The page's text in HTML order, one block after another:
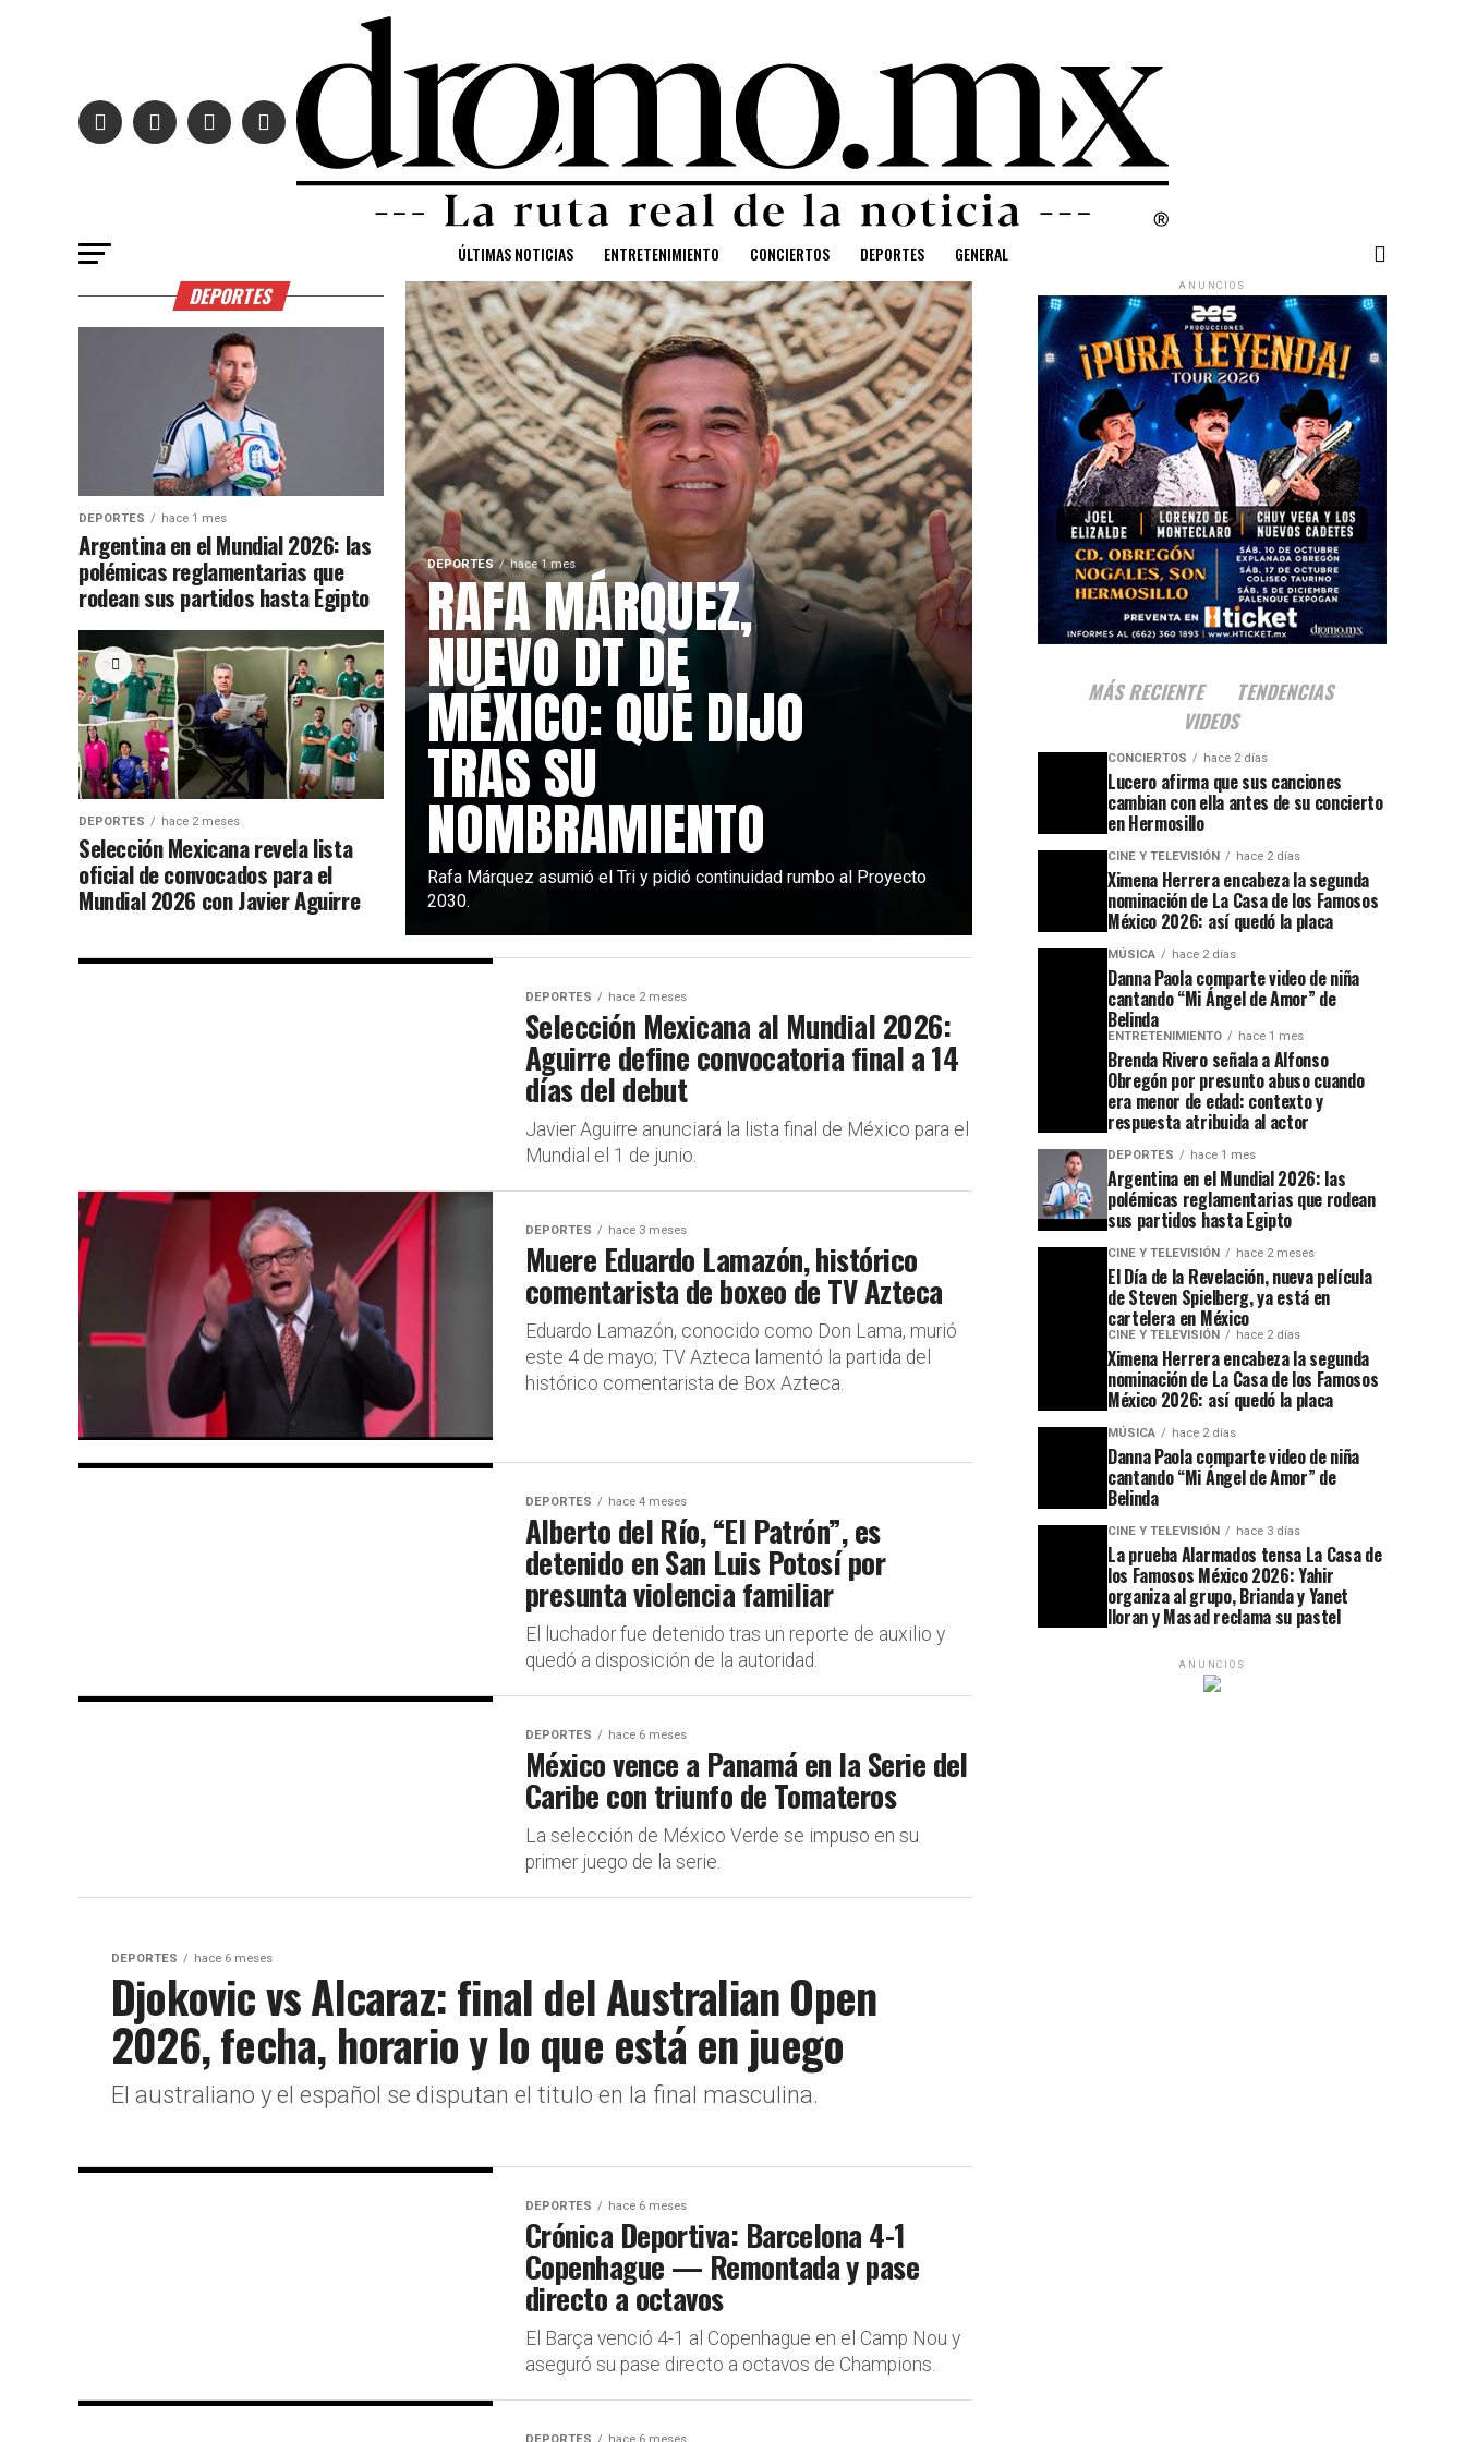
ÚLTIMAS NOTICIAS ENTRETENIMIENTO CONCIERTOS DEPORTES GENERAL
DEPORTES hace 1 mes
RAFA MÁRQUEZ,
NUEVO DT DE
MÉXICO: QUÉ DIJO
TRAS SU
NOMBRAMIENTO
Rafa Márquez asumió el Tri y pidió continuidad rumbo al Proyecto
2030.
DEPORTES
DEPORTES hace 1 mes
Argentina en el Mundial 2026: las
polémicas reglamentarias que
rodean sus partidos hasta Egipto
DEPORTES hace 2 meses
Selección Mexicana revela lista
oficial de convocados para el
Mundial 2026 con Javier Aguirre
DEPORTES hace 2 meses
Selección Mexicana al Mundial 2026:
Aguirre define convocatoria final a 14
días del debut
Javier Aguirre anunciará la lista final de México para el
Mundial el 1 de junio.
DEPORTES hace 3 meses
Muere Eduardo Lamazón, histórico
comentarista de boxeo de TV Azteca
Eduardo Lamazón, conocido como Don Lama, murió
este 4 de mayo; TV Azteca lamentó la partida del
histórico comentarista de Box Azteca.
DEPORTES hace 4 meses
Alberto del Río, “El Patrón”, es
detenido en San Luis Potosí por
presunta violencia familiar
El luchador fue detenido tras un reporte de auxilio y
quedó a disposición de la autoridad.
DEPORTES hace 6 meses
México vence a Panamá en la Serie del
Caribe con triunfo de Tomateros
La selección de México Verde se impuso en su
primer juego de la serie.
DEPORTES hace 6 meses
Djokovic vs Alcaraz: final del Australian Open
2026, fecha, horario y lo que está en juego
El australiano y el español se disputan el titulo en la final masculina.
DEPORTES hace 6 meses
Crónica Deportiva: Barcelona 4-1
Copenhague — Remontada y pase
directo a octavos
El Barça venció 4-1 al Copenhague en el Camp Nou y
aseguró su pase directo a octavos de Champions.
ANUNCIOS
MÁS RECIENTE
TENDENCIAS
VIDEOS
CONCIERTOS hace 2 días
Lucero afirma que sus canciones
cambian con ella antes de su concierto
en Hermosillo
CINE Y TELEVISIÓN hace 2 días
Ximena Herrera encabeza la segunda
nominación de La Casa de los Famosos
México 2026: así quedó la placa
MÚSICA hace 2 días
Danna Paola comparte video de niña
cantando “Mi Ángel de Amor” de
Belinda
ENTRETENIMIENTO hace 1 mes
Brenda Rivero señala a Alfonso
Obregón por presunto abuso cuando
era menor de edad: contexto y
respuesta atribuida al actor
DEPORTES hace 1 mes
Argentina en el Mundial 2026: las
polémicas reglamentarias que rodean
sus partidos hasta Egipto
CINE Y TELEVISIÓN hace 2 meses
El Día de la Revelación, nueva película
de Steven Spielberg, ya está en
cartelera en México
CINE Y TELEVISIÓN hace 2 días
Ximena Herrera encabeza la segunda
nominación de La Casa de los Famosos
México 2026: así quedó la placa
MÚSICA hace 2 días
Danna Paola comparte video de niña
cantando “Mi Ángel de Amor” de
Belinda
CINE Y TELEVISIÓN hace 3 días
La prueba Alarmados tensa La Casa de
los Famosos México 2026: Yahir
organiza al grupo, Brianda y Yanet
lloran y Masad reclama su pastel
ANUNCIOS